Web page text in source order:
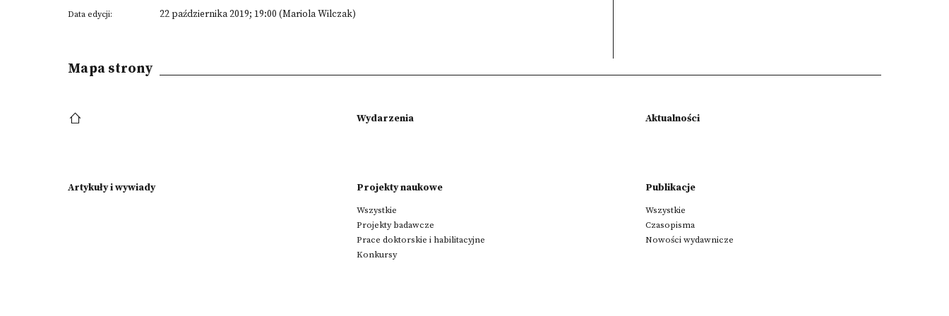
Data edycji: 22 października 2019; 19:00 (Mariola Wilczak)
Mapa strony
Wydarzenia Aktualności
Artykuły i wywiady Projekty naukowe
Wszystkie
Projekty badawcze
Prace doktorskie i habilitacyjne
Konkursy
Publikacje
Wszystkie
Czasopisma
Nowości wydawnicze